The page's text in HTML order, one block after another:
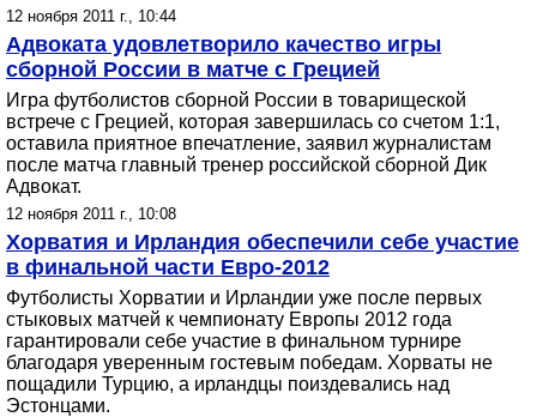
12 ноября 2011 г., 10:44
Адвоката удовлетворило качество игры
сборной России в матче с Грецией
Игра футболистов сборной России в товарищеской
встрече с Грецией, которая завершилась со счетом 1:1,
оставила приятное впечатление, заявил журналистам
после матча главный тренер российской сборной Дик
Адвокат.
12 ноября 2011 г., 10:08
Хорватия и Ирландия обеспечили себе участие
в финальной части Евро-2012
Футболисты Хорватии и Ирландии уже после первых
стыковых матчей к чемпионату Европы 2012 года
гарантировали себе участие в финальном турнире
благодаря уверенным гостевым победам. Хорваты не
пощадили Турцию, а ирландцы поиздевались над
Эстонцами.